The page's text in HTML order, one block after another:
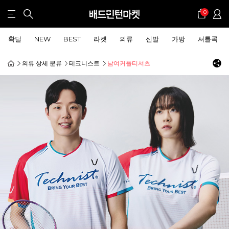
0
확딜 NEW BEST 라켓 의류 신발 가방 셔틀콕
의류 상세 분류 테크니스트 남여커플티셔츠